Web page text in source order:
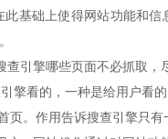
基础上使得网站功能和
引擎哪些页面不必抓取，
看的，一种是给用户看
。作用告诉搜查引擎只有